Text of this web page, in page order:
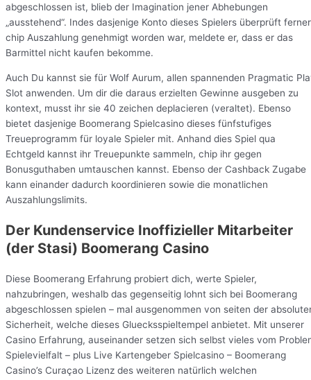
abgeschlossen ist, blieb der Imagination jener Abhebungen
„ausstehend“. Indes dasjenige Konto dieses Spielers überprüft ferner
chip Auszahlung genehmigt worden war, meldete er, dass er das
Barmittel nicht kaufen bekomme.
Auch Du kannst sie für Wolf Aurum, allen spannenden Pragmatic
Slot anwenden. Um dir die daraus erzielten Gewinne ausgeben zu
kontext, musst ihr sie 40 zeichen deplacieren (veraltet). Ebenso
bietet dasjenige Boomerang Spielcasino dieses fünfstufiges
Treueprogramm für loyale Spieler mit. Anhand dies Spiel qua
Echtgeld kannst ihr Treuepunkte sammeln, chip ihr gegen
Bonusguthaben umtauschen kannst. Ebenso der Cashback Zugabe
kann einander dadurch koordinieren sowie die monatlichen
Auszahlungslimits.
Der Kundenservice Inoffizieller Mitarbeiter
(der Stasi) Boomerang Casino
Diese Boomerang Erfahrung probiert dich, werte Spieler,
nahzubringen, weshalb das gegenseitig lohnt sich bei Boomerang
abgeschlossen spielen – mal ausgenommen von seiten der
Sicherheit, welche dieses Gluecksspieltempel anbietet. Mit unserer
Casino Erfahrung, auseinander setzen sich selbst vieles vom
Spielevielfalt – plus Live Kartengeber Spielcasino – Boomerang
Casino’s Curaçao Lizenz des weiteren natürlich welchen